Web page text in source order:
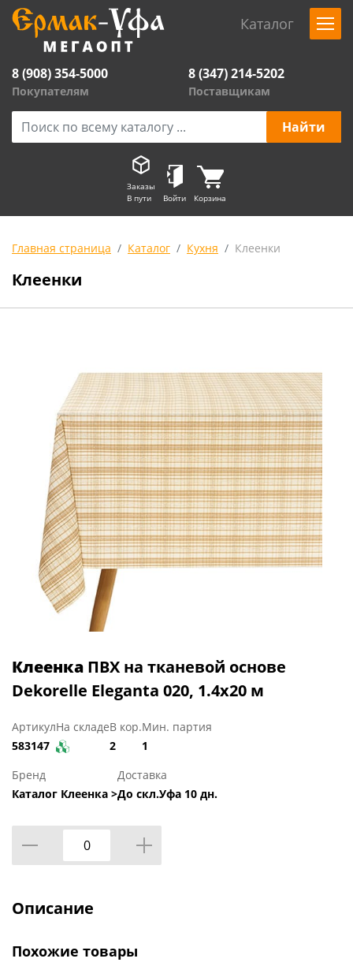
Каталог
8 (908) 354-5000
Покупателям
8 (347) 214-5202
Поставщикам
Заказы
В пути
Войти Корзина
Главная страница Каталог Кухня Клеенки
Клеенки
Клеенка ПВХ на тканевой основе
Dekorelle Eleganta 020, 1.4х20 м
Артикул
583147
На складеВ кор.
2
Мин. партия
1
Бренд
Каталог Клеенка >
Доставка
До скл.Уфа 10 дн.
Описание
Похожие товары